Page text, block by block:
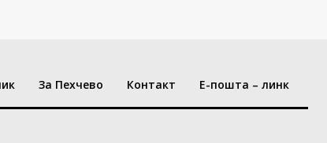
За Пехчево Контакт Е-пошта – линк